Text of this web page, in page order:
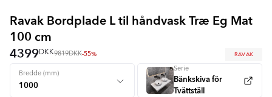
Ravak Bordplade L til håndvask Træ Eg Mat
100 cm
4399DKK9819DKK-55% RAVAK
Bredde (mm)
Serie
Bänkskiva för
Tvättställ